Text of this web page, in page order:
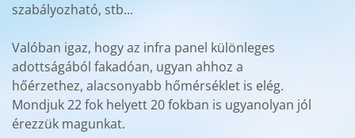
szabályozható, stb...
Valóban igaz, hogy az infra panel különleges
adottságából fakadóan, ugyan ahhoz a
hőérzethez, alacsonyabb hőmérséklet is elég.
Mondjuk 22 fok helyett 20 fokban is ugyanolyan jól
érezzük magunkat.